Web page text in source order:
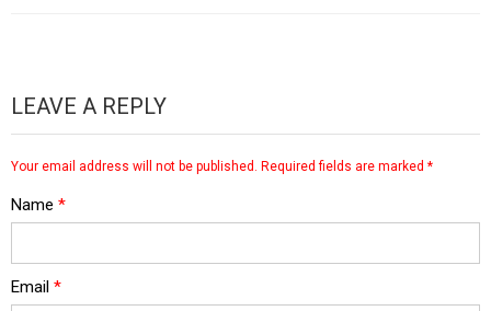
LEAVE A REPLY
Your email address will not be published. Required fields are marked *
Name *
Email *